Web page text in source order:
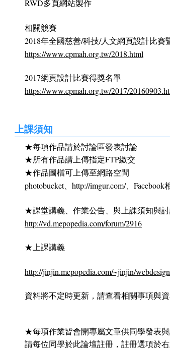
RWD多頁網站製作
相關競賽
2018年全國慈善/科技/人文網頁設計比賽
https://www.cpmah.org.tw/2018.html
2017網頁設計比賽得獎名單
https://www.cpmah.org.tw/2017/
上課須知
★每項作品請於討論區發表討論
★所有作品請上傳指定FTP繳交
★作品圖檔可上傳至網路空間
photobucket、http://imgur.com/、
★課堂講義、作業公告、與上課須知與
http://vd.mepopedia.com/forum/2916
★上課講義
http://jinjin.mepopedia.com/~jinjin/
資料將不定時更新，請查看相關事項與資
★每項作業皆會開專屬文章供同學發表與
請每位同學於此論壇註冊，註冊選項於